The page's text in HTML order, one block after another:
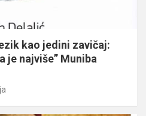
kao jedini zavičaj:
je najviše” Muniba